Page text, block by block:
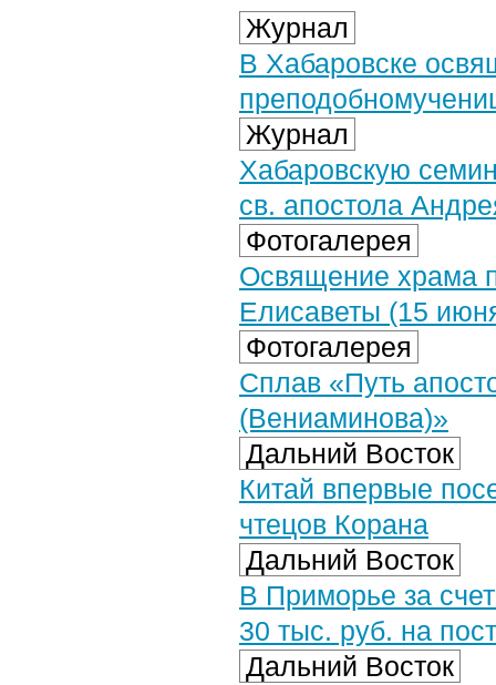
Журнал
В Хабаровске
Журнал
Хабаровскую
св. апостола
Фотогалерея
Освящение храма
Елисаветы (15
Фотогалерея
Сплав «Путь
(Вениаминова)»
Дальний Восток
Китай впервые
чтецов Корана
Дальний Восток
В Приморье за
30 тыс. руб. на
Дальний Восток